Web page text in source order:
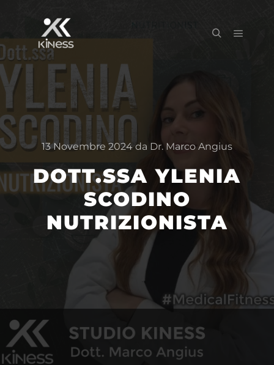
13 Novembre 2024da Dr. Marco Angius
DOTT.SSA YLENIA
SCODINO
NUTRIZIONISTA